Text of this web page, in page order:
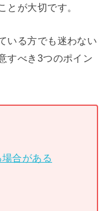
とが大切です。
いる方でも迷わない
すべき3つのポイン
合がある